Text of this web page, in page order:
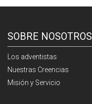
SOBRE NOSOTROS
Los adventistas
Nuestras Creencias
Misión y Servicio